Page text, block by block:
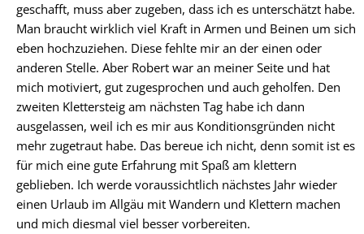
geschafft, muss aber zugeben, dass ich es unterschätzt habe.
Man braucht wirklich viel Kraft in Armen und Beinen um sich
eben hochzuziehen. Diese fehlte mir an der einen oder
anderen Stelle. Aber Robert war an meiner Seite und hat
mich motiviert, gut zugesprochen und auch geholfen. Den
zweiten Klettersteig am nächsten Tag habe ich dann
ausgelassen, weil ich es mir aus Konditionsgründen nicht
mehr zugetraut habe. Das bereue ich nicht, denn somit ist es
für mich eine gute Erfahrung mit Spaß am klettern
geblieben. Ich werde voraussichtlich nächstes Jahr wieder
einen Urlaub im Allgäu mit Wandern und Klettern machen
und mich diesmal viel besser vorbereiten.